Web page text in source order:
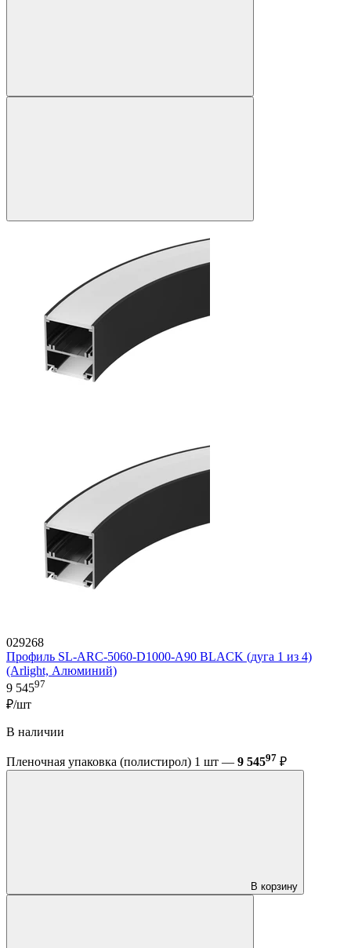
029268
Профиль SL-ARC-5060-D1000-A90 BLACK (дуга 1 из 4)
(Arlight, Алюминий)
9 54597
₽/шт
В наличии
Пленочная упаковка (полистирол) 1 шт — 9 54597 ₽
В корзину